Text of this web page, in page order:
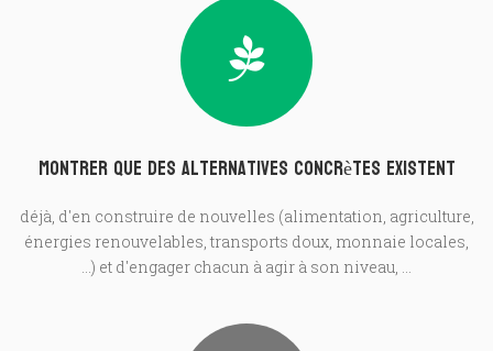
Montrer que des alternatives concrètes existent
déjà, d'en construire de nouvelles (alimentation, agriculture,
énergies renouvelables, transports doux, monnaie locales,
...) et d'engager chacun à agir à son niveau, ...